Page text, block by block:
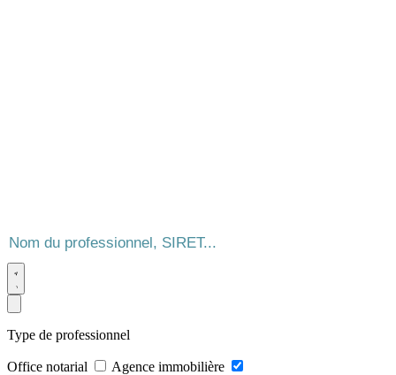
Type de professionnel
Office notarial Agence immobilière